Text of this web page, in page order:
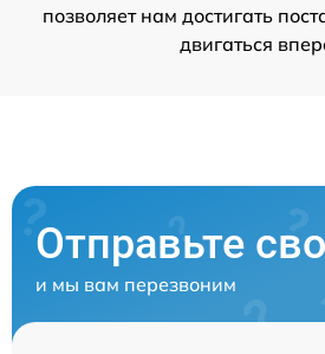
позволяет нам достигать
двигаться
Отправьте
и мы вам перезвоним